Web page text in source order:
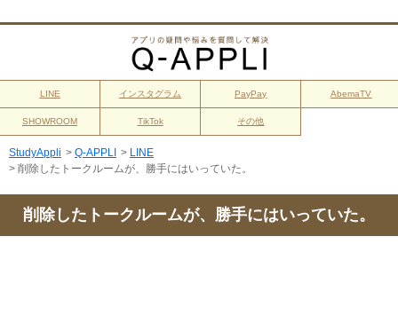
LINE インスタグラム PayPay AbemaTV
SHOWROOM TikTok その他
StudyAppli > Q-APPLI > LINE
> 削除したトークルームが、勝手にはいっていた。
削除したトークルームが、勝手にはいっていた。